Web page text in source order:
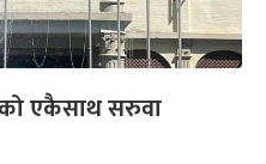
एकैसाथ सरुवा